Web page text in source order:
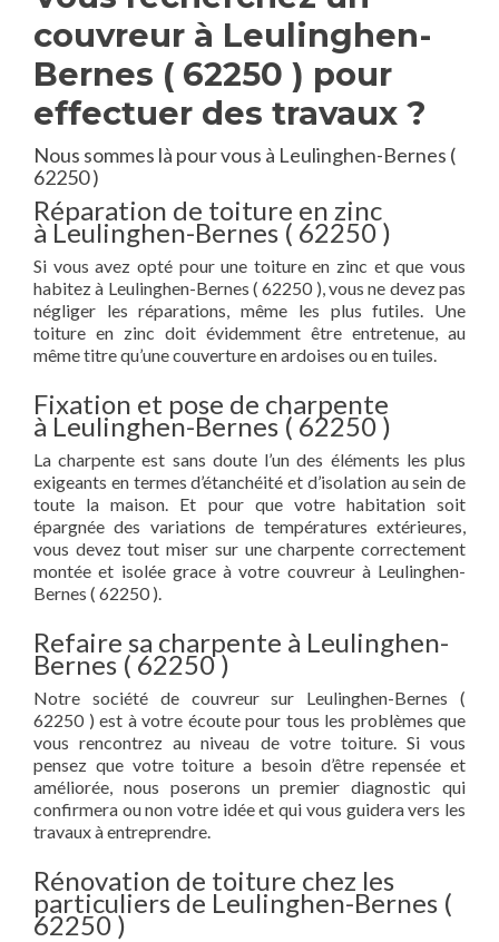
couvreur à Leulinghen-
Bernes ( 62250 ) pour
effectuer des travaux ?
Nous sommes là pour vous à Leulinghen-Bernes (
62250 )
Réparation de toiture en zinc
à Leulinghen-Bernes ( 62250 )
Si vous avez opté pour une toiture en zinc et que vous
habitez à Leulinghen-Bernes ( 62250 ), vous ne devez pas
négliger les réparations, même les plus futiles. Une
toiture en zinc doit évidemment être entretenue, au
même titre qu’une couverture en ardoises ou en tuiles.
Fixation et pose de charpente
à Leulinghen-Bernes ( 62250 )
La charpente est sans doute l’un des éléments les plus
exigeants en termes d’étanchéité et d’isolation au sein de
toute la maison. Et pour que votre habitation soit
épargnée des variations de températures extérieures,
vous devez tout miser sur une charpente correctement
montée et isolée grace à votre couvreur à Leulinghen-
Bernes ( 62250 ).
Refaire sa charpente à Leulinghen-
Bernes ( 62250 )
Notre société de couvreur sur Leulinghen-Bernes (
62250 ) est à votre écoute pour tous les problèmes que
vous rencontrez au niveau de votre toiture. Si vous
pensez que votre toiture a besoin d’être repensée et
améliorée, nous poserons un premier diagnostic qui
confirmera ou non votre idée et qui vous guidera vers les
travaux à entreprendre.
Rénovation de toiture chez les
particuliers de Leulinghen-Bernes (
62250 )